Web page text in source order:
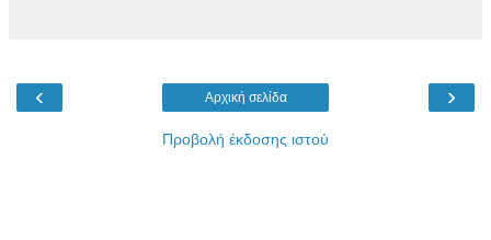
‹ ›
Αρχική σελίδα
Προβολή έκδοσης ιστού